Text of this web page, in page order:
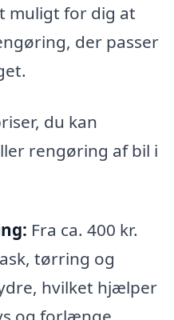
muligt for dig at
der passer
du kan
rengøring af bil i
Fra ca. 400 kr.
tørring og
hvilket hjælper